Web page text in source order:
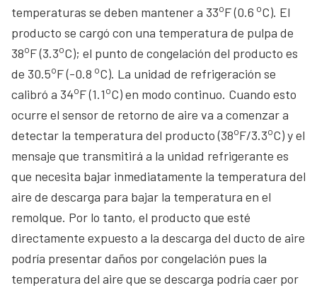
temperaturas se deben mantener a 33oF (0.6 oC). El
producto se cargó con una temperatura de pulpa de
38oF (3.3oC); el punto de congelación del producto es
de 30.5oF (-0.8 oC). La unidad de refrigeración se
calibró a 34oF (1.1oC) en modo continuo. Cuando esto
ocurre el sensor de retorno de aire va a comenzar a
detectar la temperatura del producto (38oF/3.3oC) y el
mensaje que transmitirá a la unidad refrigerante es
que necesita bajar inmediatamente la temperatura del
aire de descarga para bajar la temperatura en el
remolque. Por lo tanto, el producto que esté
directamente expuesto a la descarga del ducto de aire
podría presentar daños por congelación pues la
temperatura del aire que se descarga podría caer por